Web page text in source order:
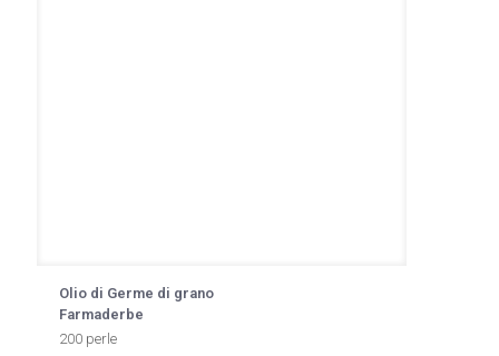
Olio di Germe di grano
Farmaderbe
200 perle